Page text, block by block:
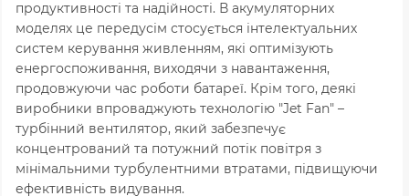
продуктивності та надійності. В акумуляторних
моделях це передусім стосується інтелектуальних
систем керування живленням, які оптимізують
енергоспоживання, виходячи з навантаження,
продовжуючи час роботи батареї. Крім того, деякі
виробники впроваджують технологію "Jet Fan" –
турбінний вентилятор, який забезпечує
концентрований та потужний потік повітря з
мінімальними турбулентними втратами, підвищуючи
ефективність видування.